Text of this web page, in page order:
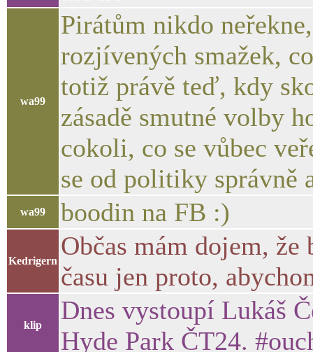
wa99
Pirátům nikdo
rozjívených smažek,
totiž právě teď, kdy
zásadě smutné volby
cokoli, co se vůbec
se od politiky správně
wa99 boodin na FB :)
Kedrigern
Občas mám dojem,
času jen proto,
klip
Dnes vystoupí Lukáš
Hyde Park ČT24.